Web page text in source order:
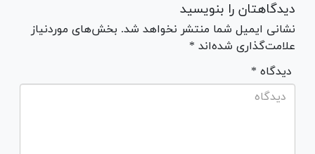
دیدگاهتان را بنویسید
نشانی ایمیل شما منتشر نخواهد شد. بخش‌های موردنیاز
علامت‌گذاری شده‌اند *
* دیدگاه